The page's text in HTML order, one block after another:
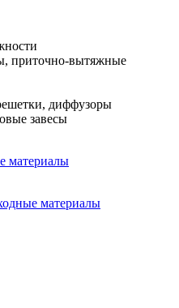
приточно-вытяжные
диффузоры
завесы
материалы
материалы